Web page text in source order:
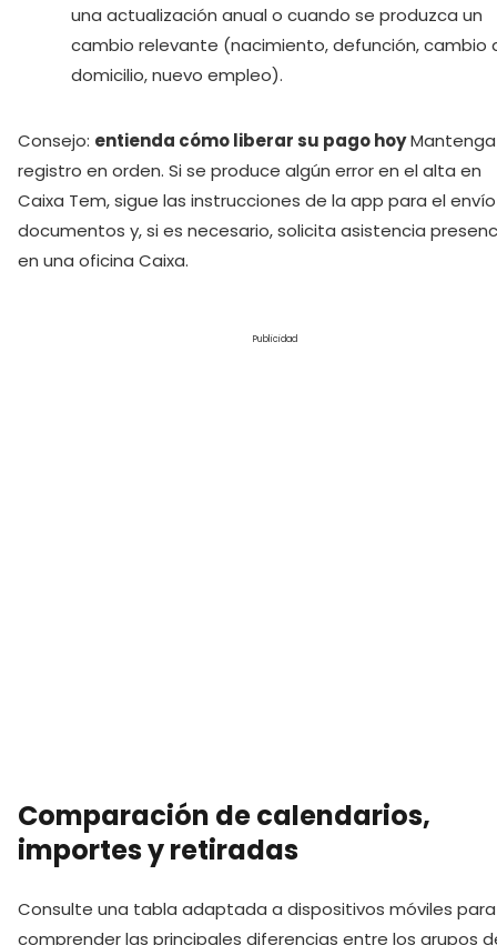
una actualización anual o cuando se produzca un
cambio relevante (nacimiento, defunción, cambio
domicilio, nuevo empleo).
Consejo: entienda cómo liberar su pago hoy
registro en orden. Si se produce algún error en el alta en
Caixa Tem, sigue las instrucciones de la app para el
documentos y, si es necesario, solicita asistencia
en una oficina Caixa.
Publicidad
Comparación de calendarios,
importes y retiradas
Consulte una tabla adaptada a dispositivos móviles para
comprender las principales diferencias entre los grupos